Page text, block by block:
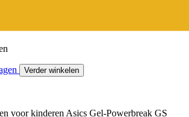
Verder winkelen
voor kinderen Asics Gel-Powerbreak GS